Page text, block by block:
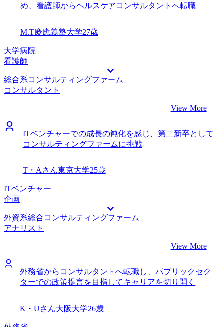
め、看護師からヘルスケアコンサルタントへ転職
M.T慶應義塾大学27歳
大学病院
看護師
総合系コンサルティングファーム
コンサルタント
View More
ITベンチャーでの成長の鈍化を感じ、第二新卒として
コンサルティングファームに挑戦
T・Aさん東京大学25歳
ITベンチャー
企画
外資系総合コンサルティングファーム
アナリスト
View More
外務省からコンサルタントへ転職し、パブリックセク
ターでの政策提言を目指してキャリアを切り開く
K・Uさん大阪大学26歳